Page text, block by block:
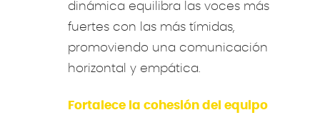
dinámica equilibra las voces más
fuertes con las más tímidas,
promoviendo una comunicación
horizontal y empática.
Fortalece la cohesión del equipo